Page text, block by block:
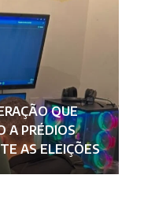
QUE
A PRÉDIOS
AS ELEIÇÕES